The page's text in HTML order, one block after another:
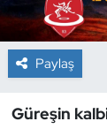
Paylaş
Güreşin
Dağcılık
Dans
Dövüş